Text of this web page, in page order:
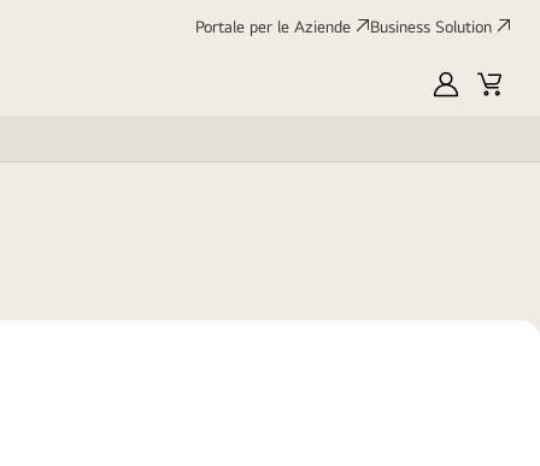
Portale per le Aziende Business Solution
My
Cart
energetica
Scheda tecnica